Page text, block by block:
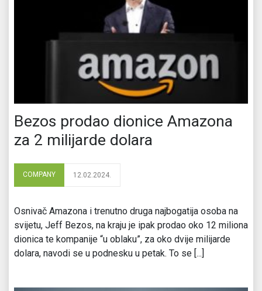
Bezos prodao dionice Amazona
za 2 milijarde dolara
COMPANY 12.02.2024.
Osnivač Amazona i trenutno druga najbogatija osoba na
svijetu, Jeff Bezos, na kraju je ipak prodao oko 12 miliona
dionica te kompanije “u oblaku”, za oko dvije milijarde
dolara, navodi se u podnesku u petak. To se [...]